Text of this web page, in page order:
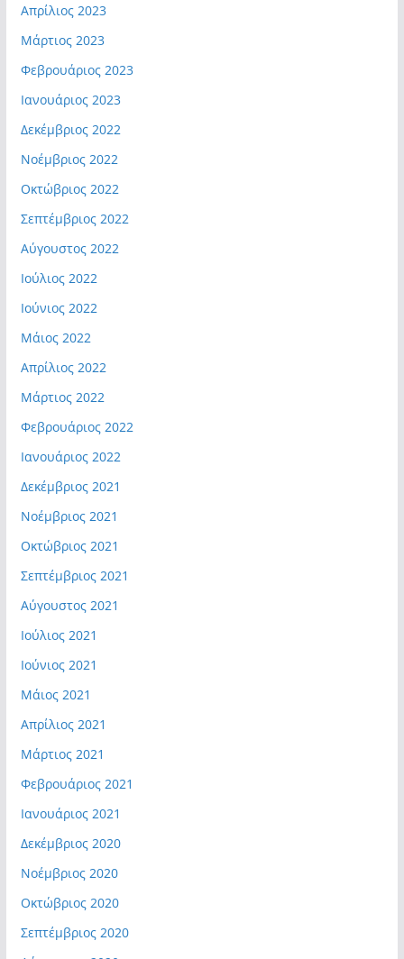
Απρίλιος 2023
Μάρτιος 2023
Φεβρουάριος 2023
Ιανουάριος 2023
Δεκέμβριος 2022
Νοέμβριος 2022
Οκτώβριος 2022
Σεπτέμβριος 2022
Αύγουστος 2022
Ιούλιος 2022
Ιούνιος 2022
Μάιος 2022
Απρίλιος 2022
Μάρτιος 2022
Φεβρουάριος 2022
Ιανουάριος 2022
Δεκέμβριος 2021
Νοέμβριος 2021
Οκτώβριος 2021
Σεπτέμβριος 2021
Αύγουστος 2021
Ιούλιος 2021
Ιούνιος 2021
Μάιος 2021
Απρίλιος 2021
Μάρτιος 2021
Φεβρουάριος 2021
Ιανουάριος 2021
Δεκέμβριος 2020
Νοέμβριος 2020
Οκτώβριος 2020
Σεπτέμβριος 2020